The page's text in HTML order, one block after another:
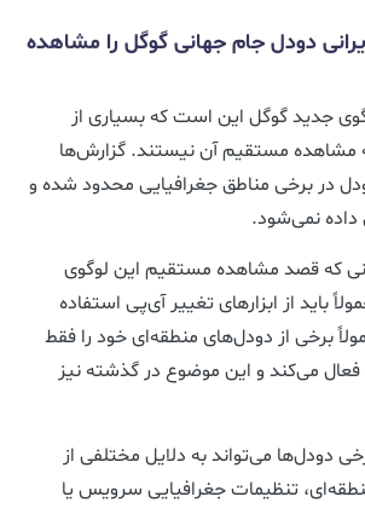
دودل جام جهانی گوگل را مشاهده
جدید گوگل این است که بسیاری از
به مشاهده مستقیم آن نیستند. گزارش‌ها
در برخی مناطق جغرافیایی محدود شده و
داده نمی‌شود.
که قصد مشاهده مستقیم این لوگوی
باید از ابزارهای تغییر آی‌پی استفاده
برخی از دودل‌های منطقه‌ای خود را فقط
می‌کند و این موضوع در گذشته نیز
دودل‌ها می‌تواند به دلایل مختلفی از
تنظیمات جغرافیایی سرویس یا